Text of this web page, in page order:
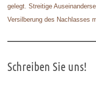
gelegt. Streitige
Versilberung des Nachlasses
Schreiben Sie uns!